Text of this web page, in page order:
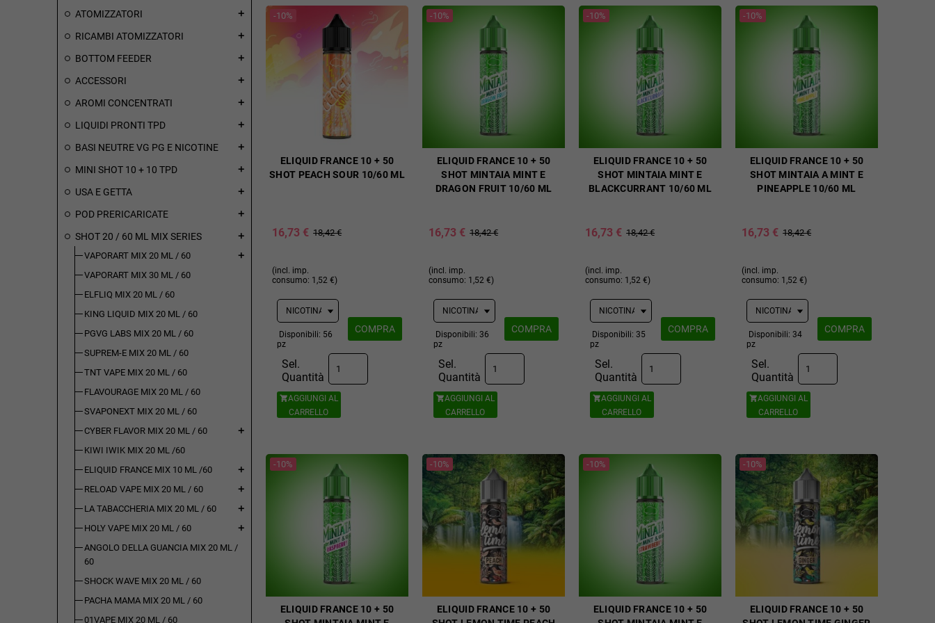
ATOMIZZATORI add
RICAMBI ATOMIZZATORI add
BOTTOM FEEDER add
ACCESSORI add
AROMI CONCENTRATI add
LIQUIDI PRONTI TPD add
BASI NEUTRE VG PG E NICOTINE add
MINI SHOT 10 + 10 TPD add
USA E GETTA add
POD PRERICARICATE add
SHOT 20 / 60 ML MIX SERIES add
VAPORART MIX 20 ML / 60 add
VAPORART MIX 30 ML / 60
ELFLIQ MIX 20 ML / 60
KING LIQUID MIX 20 ML / 60
PGVG LABS MIX 20 ML / 60
SUPREM-E MIX 20 ML / 60
TNT VAPE MIX 20 ML / 60
FLAVOURAGE MIX 20 ML / 60
SVAPONEXT MIX 20 ML / 60
CYBER FLAVOR MIX 20 ML / 60
add
KIWI IWIK MIX 20 ML /60
ELIQUID FRANCE MIX 10 ML /60
add
RELOAD VAPE MIX 20 ML / 60 add
LA TABACCHERIA MIX 20 ML / 60 add
HOLY VAPE MIX 20 ML / 60 add
ANGOLO DELLA GUANCIA MIX 20 ML /
60
SHOCK WAVE MIX 20 ML / 60
PACHA MAMA MIX 20 ML / 60
01VAPE MIX 20 ML / 60
-10%
ELIQUID FRANCE 10 + 50
SHOT PEACH SOUR 10/60 ML
16,73 € 18,42 €
(incl. imp.
consumo: 1,52 €)
Disponibili: 56
pz
Sel.
Quantità
AGGIUNGI AL
CARRELLO
COMPRA
-10%
ELIQUID FRANCE 10 + 50
SHOT MINTAIA MINT E
DRAGON FRUIT 10/60 ML
16,73 € 18,42 €
(incl. imp.
consumo: 1,52 €)
Disponibili: 36
pz
Sel.
Quantità
AGGIUNGI AL
CARRELLO
COMPRA
-10%
ELIQUID FRANCE 10 + 50
SHOT MINTAIA MINT E
BLACKCURRANT 10/60 ML
16,73 € 18,42 €
(incl. imp.
consumo: 1,52 €)
Disponibili: 35
pz
Sel.
Quantità
AGGIUNGI AL
CARRELLO
COMPRA
-10%
ELIQUID FRANCE 10 + 50
SHOT MINTAIA A MINT E
PINEAPPLE 10/60 ML
16,73 € 18,42 €
(incl. imp.
consumo: 1,52 €)
Disponibili: 34
pz
Sel.
Quantità
AGGIUNGI AL
CARRELLO
COMPRA
-10%
ELIQUID FRANCE 10 + 50
-10%
ELIQUID FRANCE 10 + 50
-10%
ELIQUID FRANCE 10 + 50
-10%
ELIQUID FRANCE 10 + 50